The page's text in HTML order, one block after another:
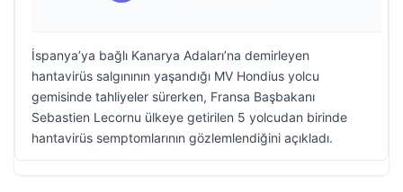
İspanya’ya bağlı Kanarya Adaları’na demirleyen
hantavirüs salgınının yaşandığı MV Hondius yolcu
gemisinde tahliyeler sürerken, Fransa Başbakanı
Sebastien Lecornu ülkeye getirilen 5 yolcudan birinde
hantavirüs semptomlarının gözlemlendiğini açıkladı.